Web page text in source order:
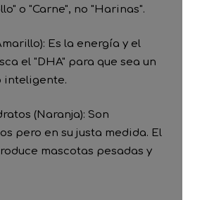
o "Carne", no "Harinas".
Es la energía y el
el "DHA" para que sea un
inteligente.
(Naranja): Son
pero en su justa medida. El
mascotas pesadas y